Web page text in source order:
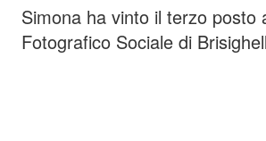
Simona ha vinto il terzo posto
Fotografico Sociale di